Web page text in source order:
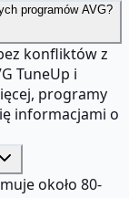
programów AVG?
konfliktów z
TuneUp i
programy
informacjami o
około 80-